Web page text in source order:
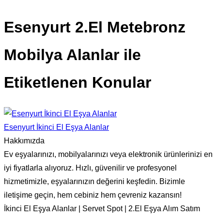
Esenyurt 2.El Metebronz
Mobilya Alanlar ile
Etiketlenen Konular
Esenyurt İkinci El Eşya Alanlar
Hakkımızda
Ev eşyalarınızı, mobilyalarınızı veya elektronik ürünlerinizi en
iyi fiyatlarla alıyoruz. Hızlı, güvenilir ve profesyonel
hizmetimizle, eşyalarınızın değerini keşfedin. Bizimle
iletişime geçin, hem cebiniz hem çevreniz kazansın!
İkinci El Eşya Alanlar | Servet Spot | 2.El Eşya Alım Satım